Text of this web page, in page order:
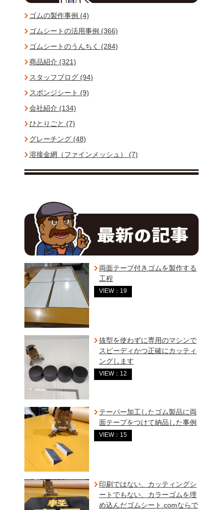
ゴムの製作事例 (4)
ゴムシートの活用事例 (366)
ゴムシートのうんちく (284)
商品紹介 (321)
スタッフブログ (94)
スポンジシート (9)
会社紹介 (134)
ひとりごと (7)
グレーチング (48)
溶接金網（ファインメッシュ） (7)
両面テープ付きゴムを製作する
工程
VIEW：19
抜型を使わずに専用のマシンで
スピーディかつ正確にカッティ
ングします
VIEW：12
テーパー加工したゴム製品に両
面テープをつけて納品した事例
VIEW：15
印刷ではない、カッティングシ
ートでもない、カラーゴムを埋
め込んだゴムシート.comならで